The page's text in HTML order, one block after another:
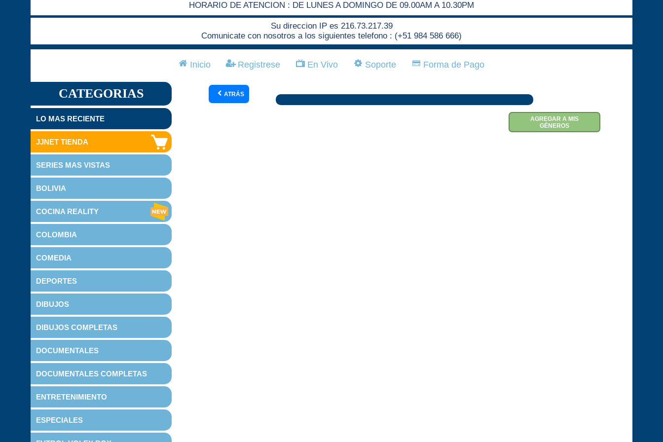
HORARIO DE ATENCION : DE LUNES A DOMINGO DE 09.00AM A 10.30PM
Su direccion IP es 216.73.217.39
Comunicate con nosotros a los siguientes telefono : (+51 984 586 666)
Inicio Registrese En Vivo Soporte Forma de Pago
CATEGORIAS
LO MAS RECIENTE
JJNET TIENDA
SERIES MAS VISTAS
BOLIVIA
COCINA REALITY
COLOMBIA
COMEDIA
DEPORTES
DIBUJOS
DIBUJOS COMPLETAS
DOCUMENTALES
DOCUMENTALES COMPLETAS
ENTRETENIMIENTO
ESPECIALES
AGREGAR A MIS
GÉNEROS
ATRÁS